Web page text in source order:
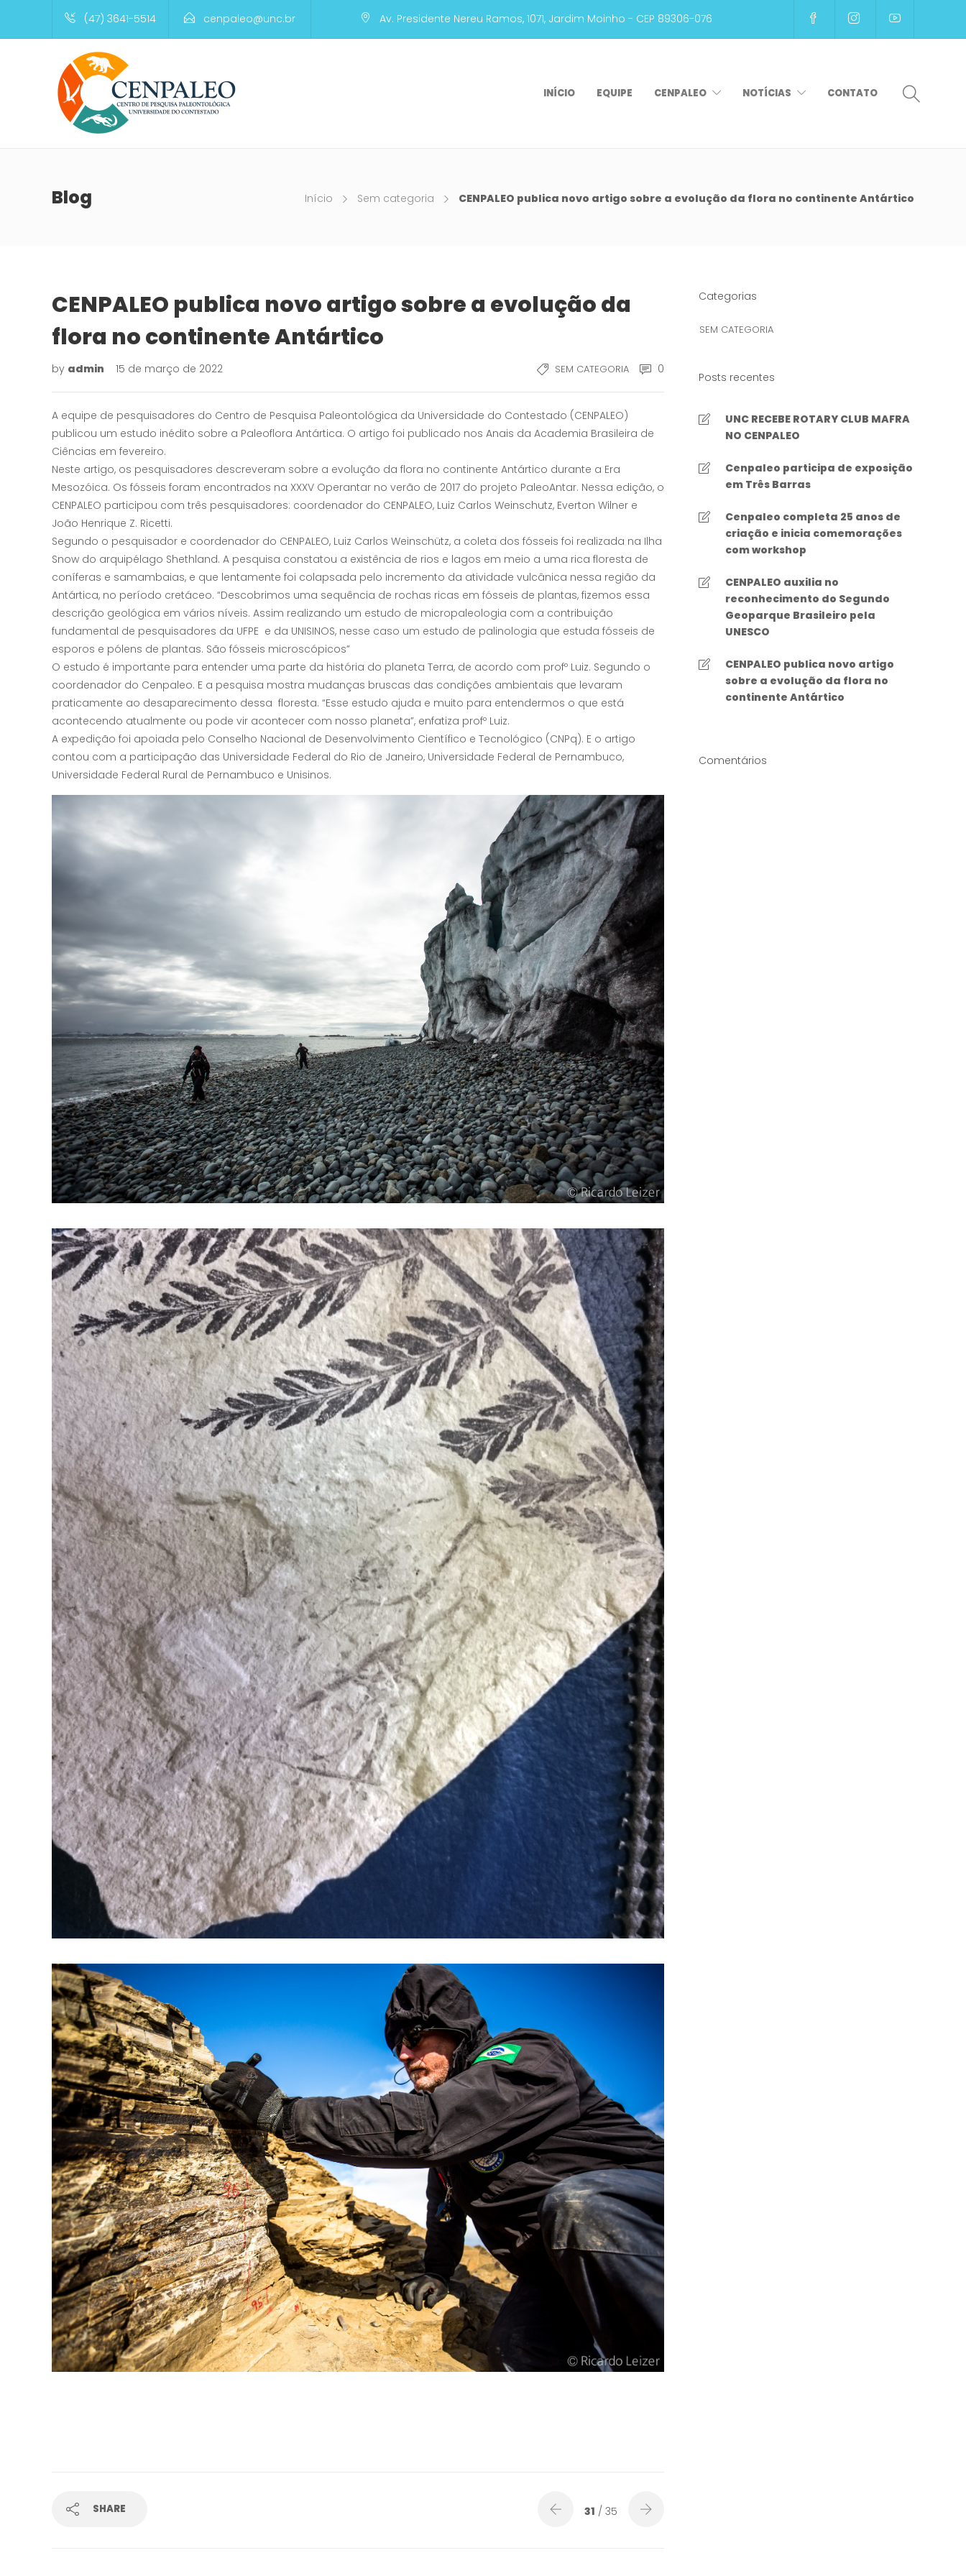
(47) 3641-5514 cenpaleo@unc.br Av. Presidente Nereu Ramos, 1071, Jardim Moinho - CEP 89306-076
INÍCIO EQUIPE CENPALEO NOTÍCIAS CONTATO
Blog Início Sem categoria CENPALEO publica novo artigo sobre a evolução da flora no continente Antártico
CENPALEO publica novo artigo sobre a evolução da
flora no continente Antártico
by admin 15 de março de 2022 SEM CATEGORIA 0
A equipe de pesquisadores do Centro de Pesquisa Paleontológica da Universidade do Contestado (CENPALEO)
publicou um estudo inédito sobre a Paleoflora Antártica. O artigo foi publicado nos Anais da Academia Brasileira de
Ciências em fevereiro.
Neste artigo, os pesquisadores descreveram sobre a evolução da flora no continente Antártico durante a Era
Mesozóica. Os fósseis foram encontrados na XXXV Operantar no verão de 2017 do projeto PaleoAntar. Nessa edição, o
CENPALEO participou com três pesquisadores: coordenador do CENPALEO, Luiz Carlos Weinschutz, Everton Wilner e
João Henrique Z. Ricetti.
Segundo o pesquisador e coordenador do CENPALEO, Luiz Carlos Weinschütz, a coleta dos fósseis foi realizada na Ilha
Snow do arquipélago Shethland. A pesquisa constatou a existência de rios e lagos em meio a uma rica floresta de
coníferas e samambaias, e que lentamente foi colapsada pelo incremento da atividade vulcânica nessa região da
Antártica, no período cretáceo. “Descobrimos uma sequência de rochas ricas em fósseis de plantas, fizemos essa
descrição geológica em vários níveis. Assim realizando um estudo de micropaleologia com a contribuição
fundamental de pesquisadores da UFPE e da UNISINOS, nesse caso um estudo de palinologia que estuda fósseis de
esporos e pólens de plantas. São fósseis microscópicos”
O estudo é importante para entender uma parte da história do planeta Terra, de acordo com profº Luiz. Segundo o
coordenador do Cenpaleo. E a pesquisa mostra mudanças bruscas das condições ambientais que levaram
praticamente ao desaparecimento dessa floresta. “Esse estudo ajuda e muito para entendermos o que está
acontecendo atualmente ou pode vir acontecer com nosso planeta”, enfatiza profº Luiz.
A expedição foi apoiada pelo Conselho Nacional de Desenvolvimento Científico e Tecnológico (CNPq). E o artigo
contou com a participação das Universidade Federal do Rio de Janeiro, Universidade Federal de Pernambuco,
Universidade Federal Rural de Pernambuco e Unisinos.
SHARE 31 / 35
Categorias
SEM CATEGORIA
Posts recentes
UNC RECEBE ROTARY CLUB MAFRA
NO CENPALEO
Cenpaleo participa de exposição
em Três Barras
Cenpaleo completa 25 anos de
criação e inicia comemorações
com workshop
CENPALEO auxilia no
reconhecimento do Segundo
Geoparque Brasileiro pela
UNESCO
CENPALEO publica novo artigo
sobre a evolução da flora no
continente Antártico
Comentários